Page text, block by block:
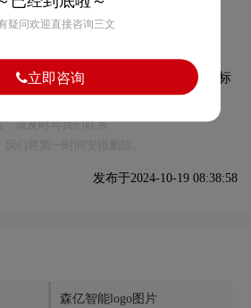
转载时请注明出处为诗宸标
，请及时与我们联系
发布于2024-10-19 08:38:58
森亿智能logo图片
疑问欢迎直接咨询三文
立即咨询